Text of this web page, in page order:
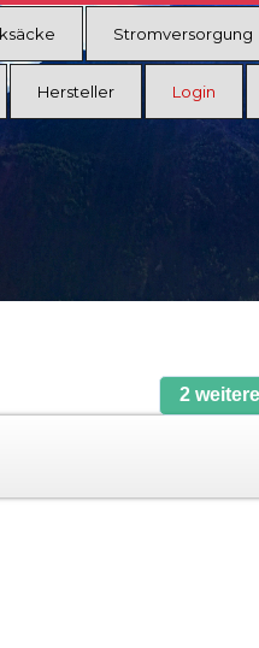
Stromversorgung
Hersteller Login
2